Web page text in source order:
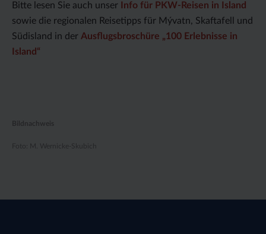
Bitte lesen Sie auch unser
Info für PKW-Reisen in Island
sowie die regionalen Reisetipps für Mývatn, Skaftafell und
Südisland in der Ausflugsbroschüre „100 Erlebnisse in
Island“
Bildnachweis
Foto: M. Wernicke-Skubich